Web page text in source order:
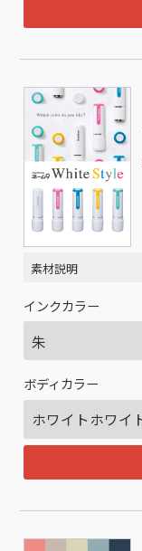
素材説明
インクカラー
ボディカラー